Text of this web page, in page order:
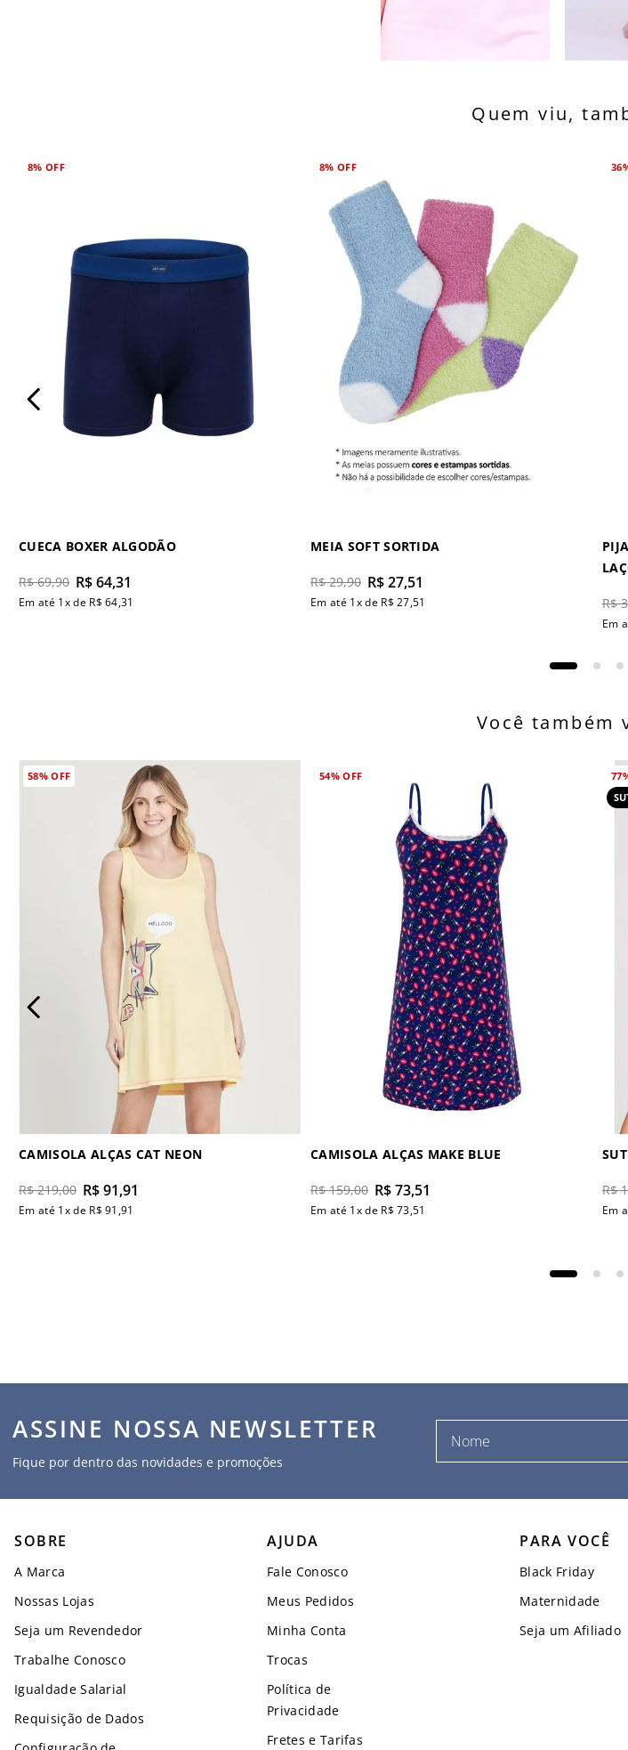
Quem viu,
8% OFF
CUECA BOXER ALGODÃO
R$ 69,90 R$64,31
Em até 1x de R$ 64,31
8% OFF
MEIA SOFT SORTIDA
R$ 29,90 R$27,51
Em até 1x de R$ 27,51 R$
Em
Você também
58%OFF
CAMISOLA ALÇAS CAT NEON
R$ 219,00 R$91,91
Em até 1x de R$ 91 ,91
54%OFF
CAMISOLA ALÇAS MAKE BLUE
R$ 159,00 R$73,51
Em até 1x de R$ 73,51
R$
Em
ASSINE NOSSA NEWSLETTER
Fique por dentro das novidades e promoções
SOBRE
A Marca
Nossas Lojas
Seja um Revendedor
Trabalhe Conosco
Igualdade Salarial
Requisição de Dados
AJUDA
Fale Conosco
Meus Pedidos
Minha Conta
Trocas
Política de
Privacidade
Fretes e Tarifas
PARA VOCÊ
Black Friday
Maternidade
Seja um Afiliado